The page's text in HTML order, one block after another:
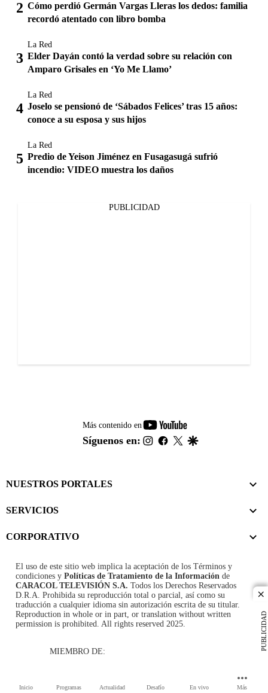
Inicio Programas Actualidad Desafío En vivo Más
PUBLICIDAD
Cómo perdió Germán Vargas Lleras los dedos: familia
recordó atentado con libro bomba
La Red
Elder Dayán contó la verdad sobre su relación con
Amparo Grisales en ‘Yo Me Llamo’
La Red
Joselo se pensionó de ‘Sábados Felices’ tras 15 años:
conoce a su esposa y sus hijos
La Red
Predio de Yeison Jiménez en Fusagasugá sufrió
incendio: VIDEO muestra los daños
PUBLICIDAD
Más contenido en
youtube-
footer
Síguenos en: instagram
facebook
twitter
NUESTROS PORTALES
SERVICIOS
CORPORATIVO
El uso de este sitio web implica la aceptación de los Términos y
condiciones y Políticas de Tratamiento de la Información de
CARACOL TELEVISIÓN S.A. Todos los Derechos Reservados
D.R.A. Prohibida su reproducción total o parcial, así como su
traducción a cualquier idioma sin autorización escrita de su titular.
Reproduction in whole or in part, or translation without written
permission is prohibited. All rights reserved 2025.
MIEMBRO DE: